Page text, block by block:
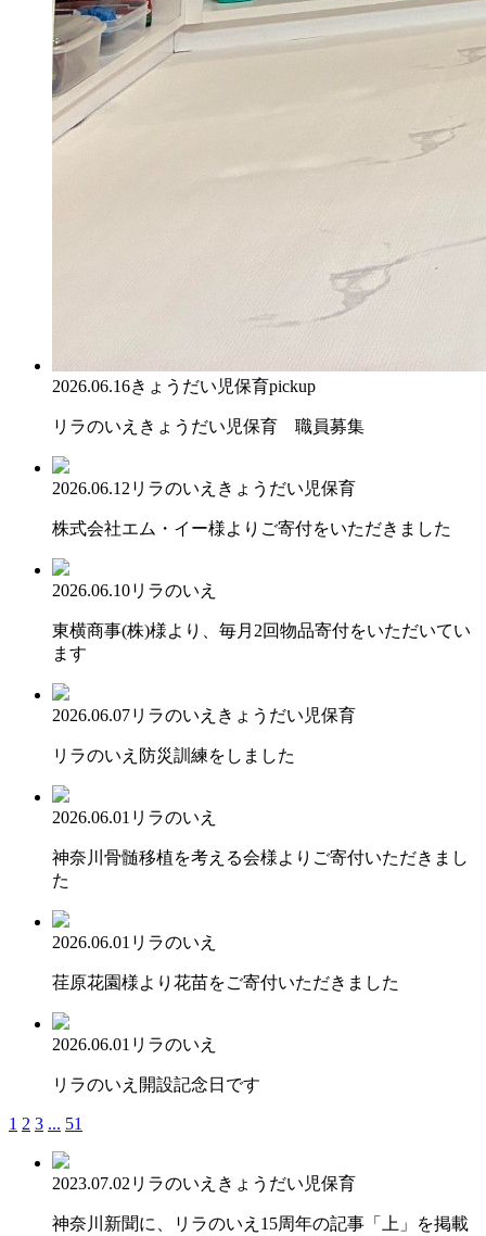
2026.06.16きょうだい児保育pickup
リラのいえきょうだい児保育 職員募集
2026.06.12 リラのいえ きょうだい児保育
株式会社エム・イー様よりご寄付をいただきました
2026.06.10リラのいえ
東横商事(株)様より、毎月2回物品寄付をいただいてい
ます
2026.06.07リラのいえ きょうだい児保育
リラのいえ防災訓練をしました
2026.06.01 リラのいえ
神奈川骨髄移植を考える会様よりご寄付いただきまし
た
2026.06.01 リラのいえ
荏原花園様より花苗をご寄付いただきました
2026.06.01 リラのいえ
リラのいえ開設記念日です
1 2 3 ... 51
2023.07.02 リラのいえ きょうだい児保育
神奈川新聞に、リラのいえ15周年の記事「上」を掲載